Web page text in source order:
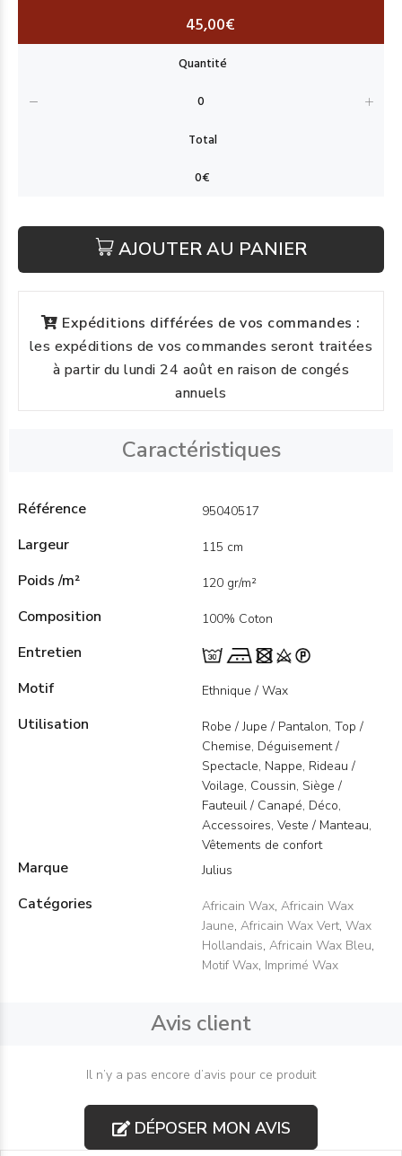
45,00€
AJOUTER AU PANIER
Expéditions différées de vos commandes :
les expéditions de vos commandes seront traitées
à partir du lundi 24 août en raison de congés
annuels
Caractéristiques
Référence 95040517
Largeur 115 cm
Poids /m² 120 gr/m²
Composition 100% Coton
Entretien
Motif
Ethnique / Wax
Utilisation
Robe / Jupe / Pantalon, Top /
Chemise, Déguisement /
Spectacle, Nappe, Rideau /
Voilage, Coussin, Siège /
Fauteuil / Canapé, Déco,
Accessoires, Veste / Manteau,
Vêtements de confort
Marque Julius
Catégories Africain Wax, Africain Wax
Jaune, Africain Wax Vert, Wax
Hollandais, Africain Wax Bleu,
Motif Wax, Imprimé Wax
Avis client
Il n’y a pas encore d’avis pour ce produit
DÉPOSER MON AVIS